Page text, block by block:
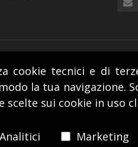
S.a.s. - P.iva 10879250156 - Via
cookie tecnici e di
la tua navigazione.
scelte sui cookie in uso
Analitici Marketing